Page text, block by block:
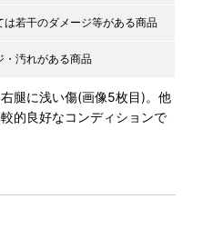
若干のダメージ等がある商品
・汚れがある商品
腿に浅い傷(画像5枚目)。他
的良好なコンディションで